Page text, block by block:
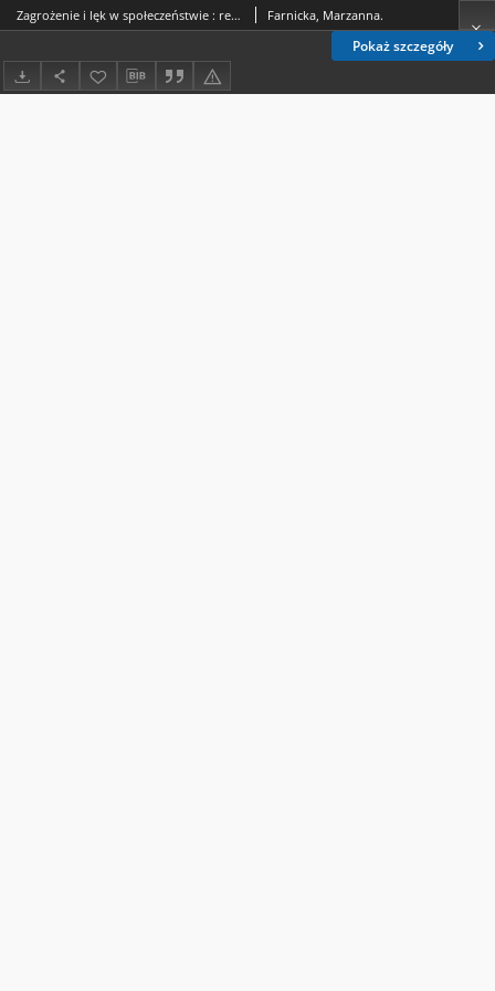
Pokaż szczegóły
Zagrożenie i lęk w społeczeństwie : refleksje 40 lat po raporcie „Społeczeństwo wobec przemocy” i 70 lat po ustanowieniu Deklaracji Praw Człowieka Farnicka, Marzanna.